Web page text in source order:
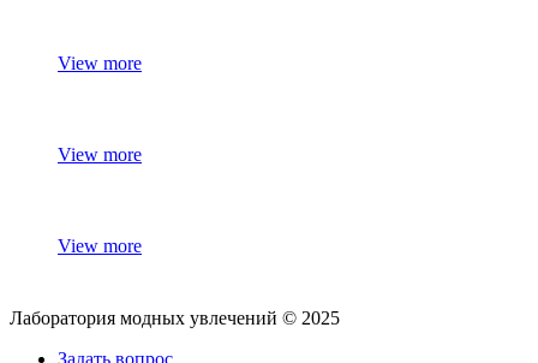
View more
View more
View more
Лаборатория модных увлечений © 2025
Задать вопрос